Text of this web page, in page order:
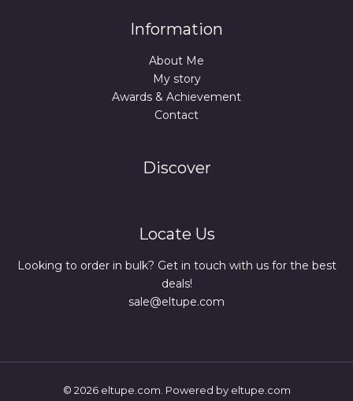
Information
About Me
My story
Awards & Achievement
Contact
Discover
Locate Us
Looking to order in bulk? Get in touch with us for the best
deals!
sale@eltupe.com
© 2026 eltupe.com. Powered by eltupe.com